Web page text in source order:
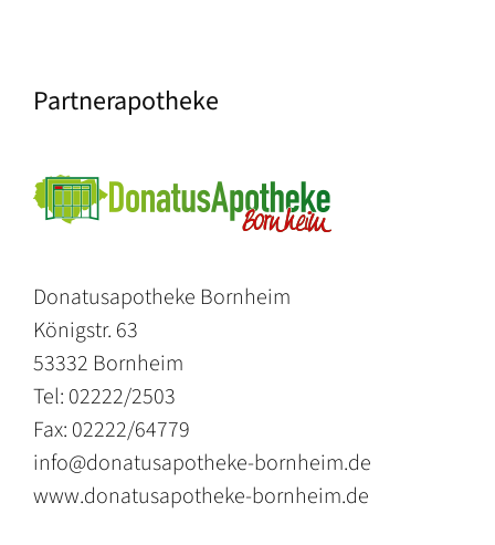
Partnerapotheke
Donatusapotheke Bornheim
Königstr. 63
53332 Bornheim
Tel: 02222/2503
Fax: 02222/64779
info@donatusapotheke-bornheim.de
www.donatusapotheke-bornheim.de